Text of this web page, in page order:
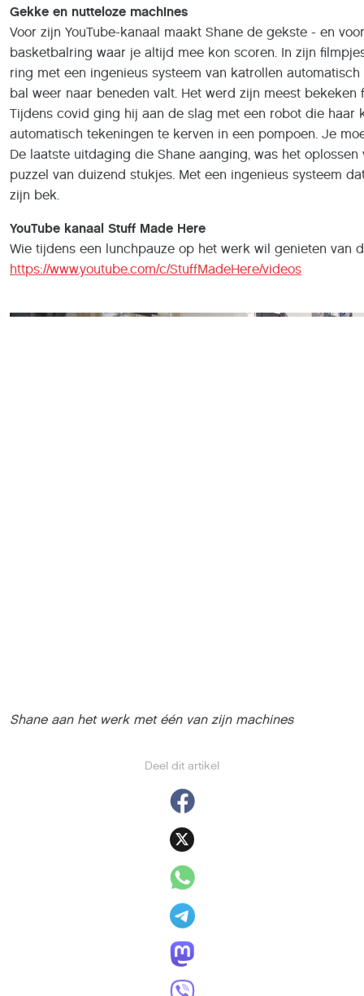
Gekke en nutteloze machines
Voor zijn YouTube-kanaal maakt Shane de gekste - en
basketbalring waar je altijd mee kon scoren. In zijn
ring met een ingenieus systeem van katrollen
bal weer naar beneden valt. Het werd zijn meest bekeken
Tijdens covid ging hij aan de slag met een robot die
automatisch tekeningen te kerven in een pompoen. Je
De laatste uitdaging die Shane aanging, was het
puzzel van duizend stukjes. Met een ingenieus systeem
zijn bek.
YouTube kanaal Stuff Made Here
Wie tijdens een lunchpauze op het werk wil genieten van
https://www.youtube.com/c/StuffMadeHere/videos
Shane aan het werk met één van zijn machines